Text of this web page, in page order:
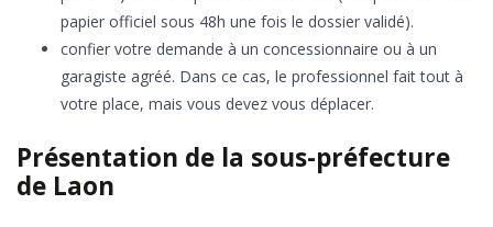
papier officiel sous 48h une fois le dossier validé).
confier votre demande à un concessionnaire ou à un
garagiste agréé. Dans ce cas, le professionnel fait tout à
votre place, mais vous devez vous déplacer.
Présentation de la sous-préfecture
de Laon